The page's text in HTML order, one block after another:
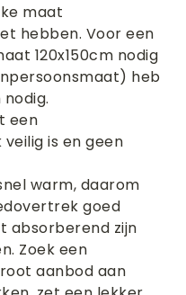
maat
hebben. Voor een
120x150cm nodig
heb
een
is en geen
warm, daarom
goed
absorberend zijn
Zoek een
aanbod aan